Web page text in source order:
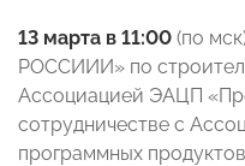
13 марта в 11:00 (по
РОССИИИ» по
Ассоциацией ЭАЦП
сотрудничестве с
программных